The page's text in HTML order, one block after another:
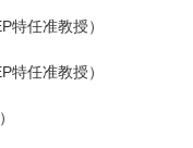
特任准教授）
特任准教授）